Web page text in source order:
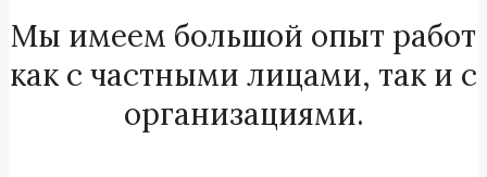
Мы имеем большой опыт работ
как с частными лицами, так и с
организациями.